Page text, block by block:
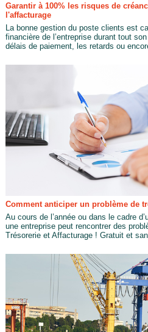
Garantir à 100% les risques de
l'affacturage
La bonne gestion du poste clients est
financière de l’entreprise durant tout
délais de paiement, les retards ou
Comment anticiper un problème de
Au cours de l’année ou dans le cadre
une entreprise peut rencontrer des
Trésorerie et Affacturage ! Gratuit et